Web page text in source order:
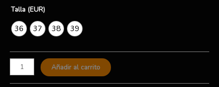
Talla (EUR)
36 37 38 39
Añadir al carrito